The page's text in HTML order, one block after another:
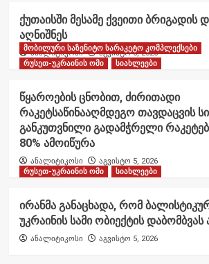
ქუთაისში მესამე ქვეითი ბრიგადის
აღნიშნეს
ანალიტიკოსი აგვისტო 6, 2026
მობილური საზენიტო სარაკეტო კომპლექსები
რუსეთ-უკრაინის ომი
სიახლეები
წყაროების ცნობით, ძირითადი
რაკეტსაწინააღმდეგო თავდაცვის
განკუთვნილი გადამჭრელი
80% ამოიწურა
ანალიტიკოსი
აგვისტო 5, 2026
რუსეთ-უკრაინის ომი
სიახლეები
ირანმა განაცხადა, რომ
უკრაინის სამი ობიექტის დაბომბვას
ანალიტიკოსი აგვისტო 5, 2026